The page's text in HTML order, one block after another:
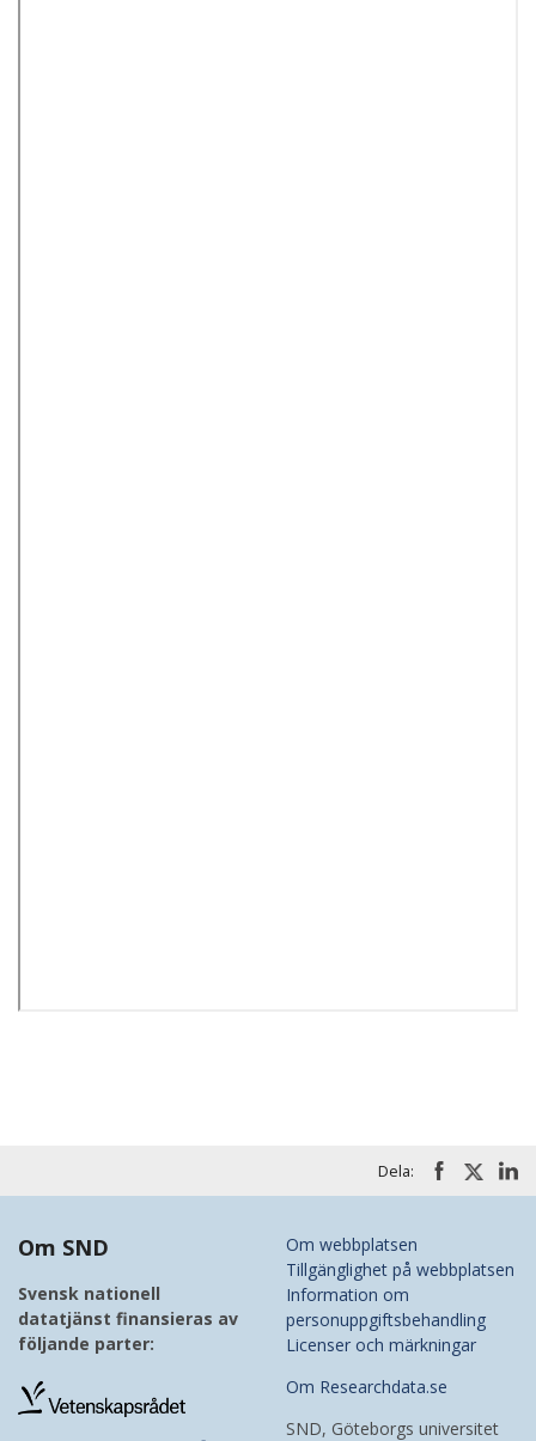
Dela:
Om SND
Svensk nationell
datatjänst finansieras av
följande parter:
Om webbplatsen
Tillgänglighet på webbplatsen
Information om
personuppgiftsbehandling
Licenser och märkningar
Om Researchdata.se
SND, Göteborgs universitet